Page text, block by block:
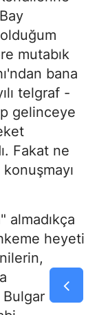
mutabık
bana
telgraf -
ge­linceye
Fakat ne
almadıkça
heyeti